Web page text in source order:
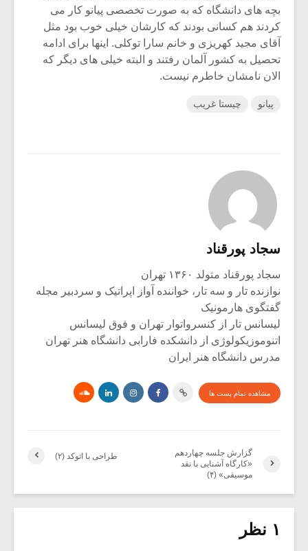
بچه های دانشگاه که به صورت تخصصی پیانو کار می
کردند هم کسانی بودند که کارشان خیلی خوب بود مثل
آقای مجید کهریزی و خانم سارا توکلی. اینها برای ادامه
تحصیل به کشور آلمان رفتند و البته خیلی های دیگر که
الان نامشان خاطرم نیست.
پیانو چیستا غریب
سجاد پورقناد
سجاد پورقناد متولد ۱۳۶۰ تهران
نوازنده تار و سه تار، خواننده آواز اپراتیک و سردبیر مجله
گفتگوی هارمونیک
لیسانس تار از کنسرواتوار تهران و فوق لیسانس
اتنوموزیکولوژی از دانشکده فارابی دانشگاه هنر تهران
مدرس دانشگاه هنر ایران
مشاهده تمام پست ها
طراحی با اتوکد (۲)
گزارش جلسه چهاردهم
«کارگاه آشنایی با نقد
موسیقی» (۴)
۱ نظر